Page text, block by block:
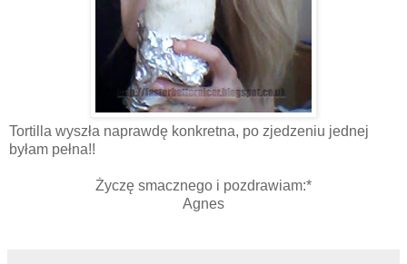
Tortilla wyszła naprawdę konkretna, po zjedzeniu jednej
byłam pełna!!
Życzę smacznego i pozdrawiam:*
Agnes